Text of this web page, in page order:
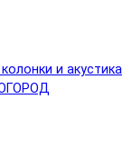
и акустика